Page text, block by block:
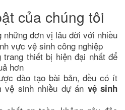
của chúng tôi
những đơn vị lâu đời với nhiều
vực vệ sinh công nghiệp
trang thiết bị hiện đại nhất để
hơn
đào tạo bài bản, đều có ít
vệ sinh nhiều dự án vệ sinh